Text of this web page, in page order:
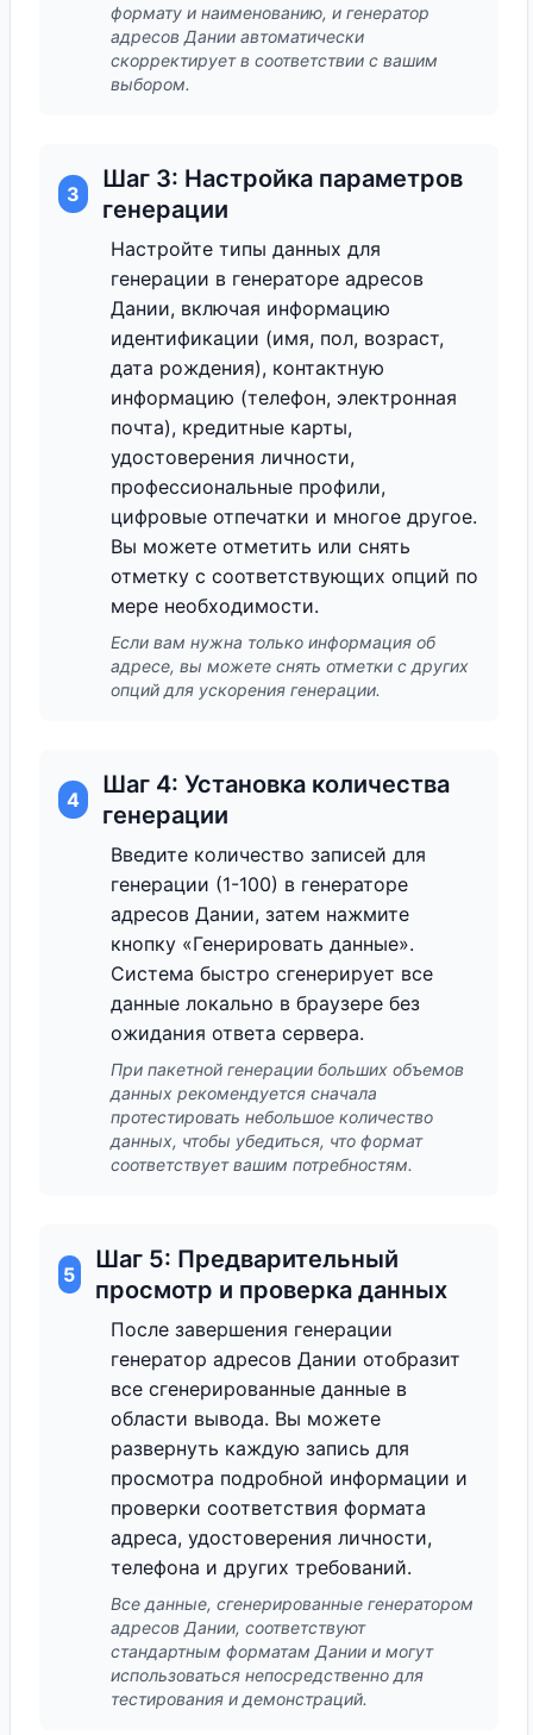
формату и наименованию, и генератор
адресов Дании автоматически
скорректирует в соответствии с вашим
выбором.
3
Шаг 3: Настройка параметров
генерации
Настройте типы данных для
генерации в генераторе адресов
Дании, включая информацию
идентификации (имя, пол, возраст,
дата рождения), контактную
информацию (телефон, электронная
почта), кредитные карты,
удостоверения личности,
профессиональные профили,
цифровые отпечатки и многое другое.
Вы можете отметить или снять
отметку с соответствующих опций по
мере необходимости.
Если вам нужна только информация об
адресе, вы можете снять отметки с других
опций для ускорения генерации.
4
Шаг 4: Установка количества
генерации
Введите количество записей для
генерации (1-100) в генераторе
адресов Дании, затем нажмите
кнопку «Генерировать данные».
Система быстро сгенерирует все
данные локально в браузере без
ожидания ответа сервера.
При пакетной генерации больших объемов
данных рекомендуется сначала
протестировать небольшое количество
данных, чтобы убедиться, что формат
соответствует вашим потребностям.
5
Шаг 5: Предварительный
просмотр и проверка данных
После завершения генерации
генератор адресов Дании отобразит
все сгенерированные данные в
области вывода. Вы можете
развернуть каждую запись для
просмотра подробной информации и
проверки соответствия формата
адреса, удостоверения личности,
телефона и других требований.
Все данные, сгенерированные генератором
адресов Дании, соответствуют
стандартным форматам Дании и могут
использоваться непосредственно для
тестирования и демонстраций.